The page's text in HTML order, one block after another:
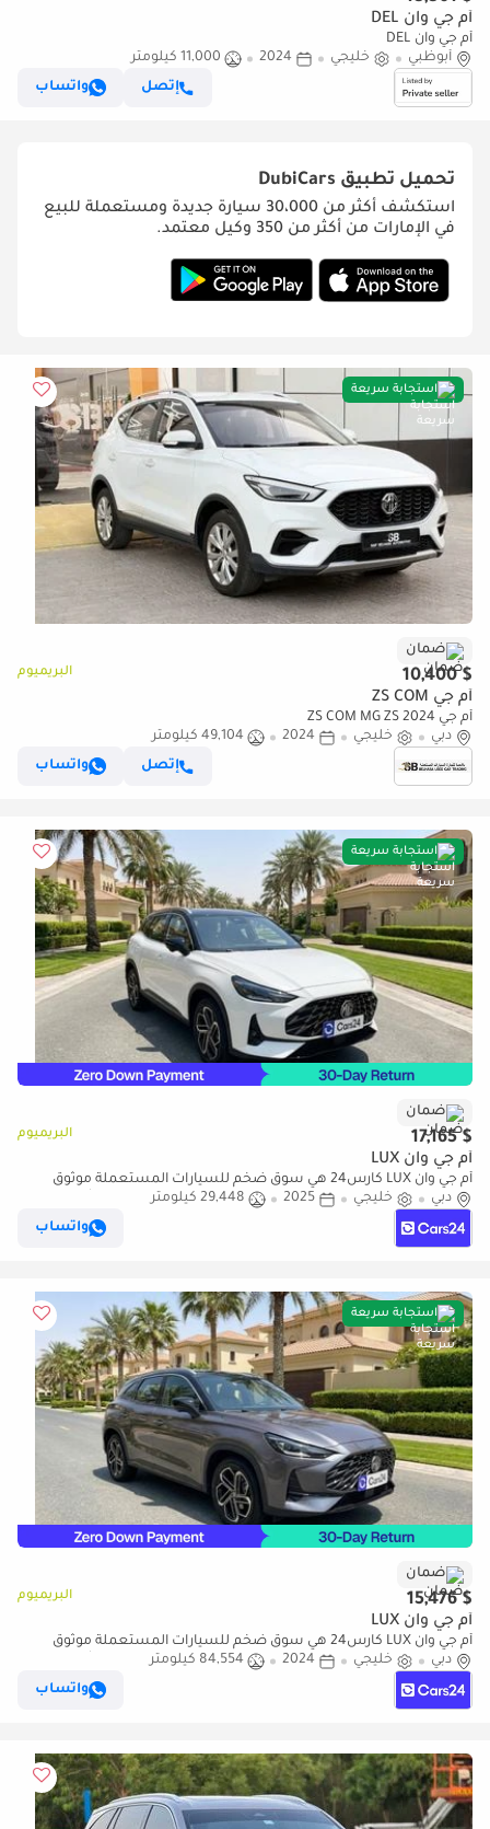
أم جي وان DEL
أم جي وان DEL
أبوظبي
خليجي 2024
11,000 كيلومتر
إتصل
واتساب
تحميل تطبيق DubiCars
استكشف أكثر من 30،000 سيارة جديدة ومستعملة للبيع
في الإمارات من أكثر من 350 وكيل معتمد.
استجابة سريعة
ضمان
$ 10,400 البريميوم
أم جي ZS COM
أم جي ZS COM MG ZS 2024
دبي
خليجي 2024
49,104 كيلومتر
إتصل
واتساب
استجابة سريعة
ضمان
$ 17,165 البريميوم
أم جي وان LUX
أم جي وان LUX كارس24 هي سوق ضخم للسيارات المستعملة موثوق
ومضمون ٪كارس24 هي سوق ضخم للسيارات المستعملة موثوق
دبي خليجي 2025
29,448 كيلومتر
واتساب
استجابة سريعة
ضمان
$ 15,476 البريميوم
أم جي وان LUX
أم جي وان LUX كارس24 هي سوق ضخم للسيارات المستعملة موثوق
ومضمون ٪كارس24 هي سوق ضخم للسيارات المستعملة موثوق
دبي خليجي 2024
84,554 كيلومتر
واتساب